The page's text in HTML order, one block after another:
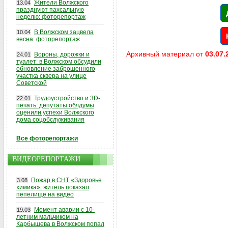
Архивный материал от
13.04 Жители Волжского
празднуют пахсальную
неделю: фоторепортаж
10.04
В Волжском зацвела
весна: фоторепортаж
24.01
Вороны, дорожки и
туалет: в Волжском обсудили
обновление заброшенного
участка сквера на улице
Советской
22.01
Трудоустройство и 3D-
печать: депутаты облдумы
оценили успехи Волжского
дома соцобслуживания
Все фоторепортажи
ВИДЕОРЕПОРТАЖИ
3.08
Пожар в СНТ «Здоровье
химика»: житель показал
пепелище на видео
19.03
Момент аварии с 10-
летним мальчиком на
Карбышева в Волжском попал